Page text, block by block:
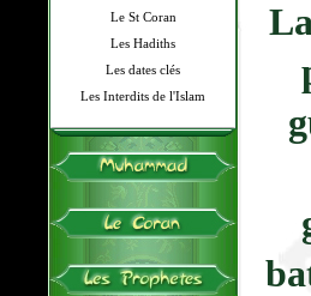
Le St Coran
Les Hadiths
Les dates clés
Les Interdits de l'Islam